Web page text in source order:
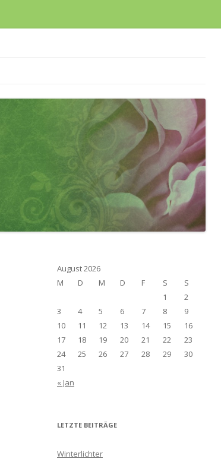
August 2026
M
D M D F S S
« Jan
1
2
3
4 5 6 7 8
9
10
11 12 13 14 15
16
17
18 19 20 21 22
23
24
25 26 27 28 29
30
31
LETZTE BEITRÄGE
Winterlichter